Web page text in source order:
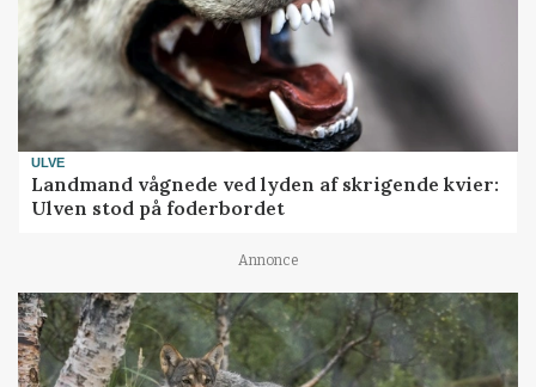
ULVE
Landmand vågnede ved lyden af skrigende kvier:
Ulven stod på foderbordet
Annonce